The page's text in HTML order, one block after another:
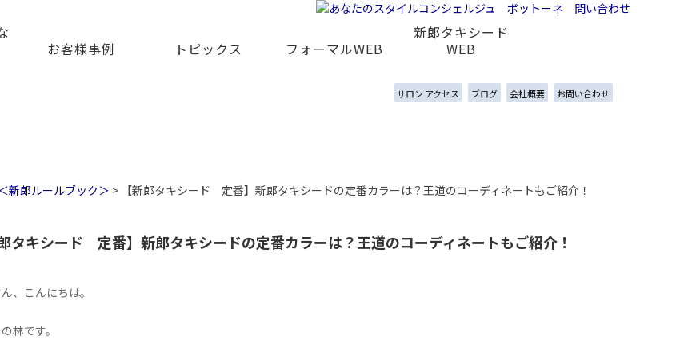
お客様事例 トピックス フォーマルWEB
新郎タキシード
WEB
サロン アクセス ブログ 会社概要 お問い合わせ
新郎ルールブック＞ > 【新郎タキシード 定番】新郎タキシードの定番カラーは？王道のコーディネートもご紹介！
郎タキシード 定番】新郎タキシードの定番カラーは？王道のコーディネートもご紹介！
、こんにちは。
林です。